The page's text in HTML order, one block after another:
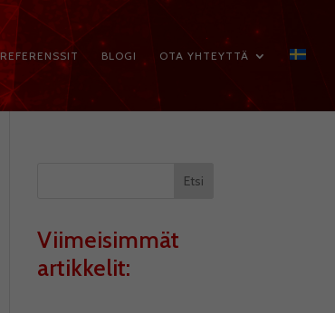
REFERENSSIT BLOGI OTA YHTEYTTÄ
Etsi
Viimeisimmät
artikkelit: